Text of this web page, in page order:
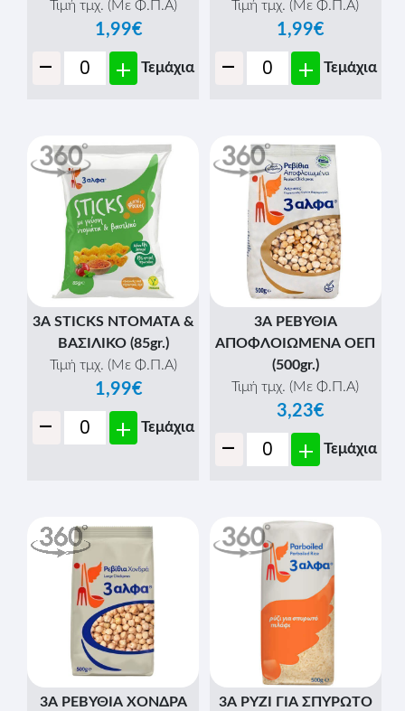
Τιμή τμχ. (Με Φ.Π.Α)
1,99€
- + Τεμάχια
Τιμή τμχ. (Με Φ.Π.Α)
1,99€
- + Τεμάχια
3Α STICKS ΝΤΟΜΑΤΑ &
ΒΑΣΙΛΙΚΟ (85gr.)
Τιμή τμχ. (Με Φ.Π.Α)
1,99€
- + Τεμάχια
3Α ΡΕΒΥΘΙΑ
ΑΠΟΦΛΟΙΩΜΕΝΑ ΟΕΠ
(500gr.)
Τιμή τμχ. (Με Φ.Π.Α)
3,23€
- + Τεμάχια
3Α ΡΕΒΥΘΙΑ ΧΟΝΔΡΑ
3Α ΡΥΖΙ ΓΙΑ ΣΠΥΡΩΤΟ